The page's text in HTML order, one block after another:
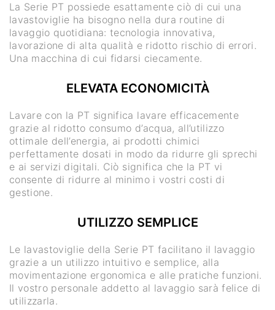
La Serie PT possiede esattamente ciò di cui una
lavastoviglie ha bisogno nella dura routine di
lavaggio quotidiana: tecnologia innovativa,
lavorazione di alta qualità e ridotto rischio di errori.
Una macchina di cui fidarsi ciecamente.
ELEVATA ECONOMICITÀ
Lavare con la PT significa lavare efficacemente
grazie al ridotto consumo d’acqua, all’utilizzo
ottimale dell’energia, ai prodotti chimici
perfettamente dosati in modo da ridurre gli sprechi
e ai servizi digitali. Ciò significa che la PT vi
consente di ridurre al minimo i vostri costi di
gestione.
UTILIZZO SEMPLICE
Le lavastoviglie della Serie PT facilitano il lavaggio
grazie a un utilizzo intuitivo e semplice, alla
movimentazione ergonomica e alle pratiche funzioni.
Il vostro personale addetto al lavaggio sarà felice di
utilizzarla.